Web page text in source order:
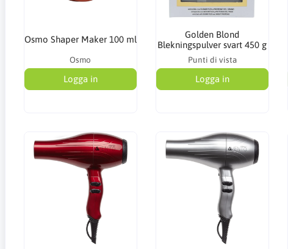
Osmo Shaper Maker 100 ml
Osmo
Logga in
Golden Blond
Blekningspulver svart 450 g
Punti di vista
Logga in